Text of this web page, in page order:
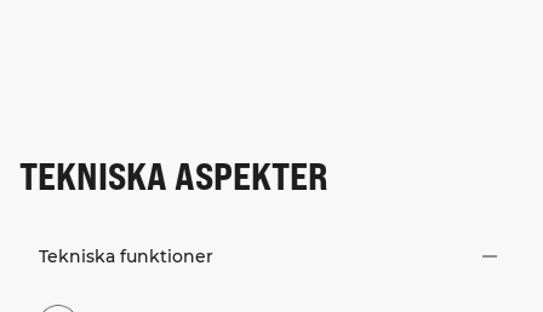
TEKNISKA ASPEKTER
Tekniska funktioner